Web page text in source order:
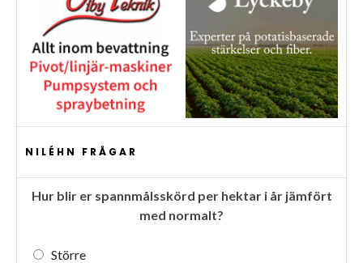
NILÉHN FRÅGAR
Hur blir er spannmålsskörd per hektar i år jämfört
med normalt?
Större